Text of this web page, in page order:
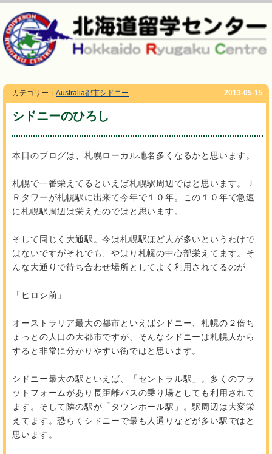
カテゴリー：Australia都市シドニー 2013-05-15
シドニーのひろし
本日のブログは、札幌ローカル地名多くなるかと思います。
札幌で一番栄えてるといえば札幌駅周辺ではと思います。Ｊ
Ｒタワーが札幌駅に出来て今年で１０年。この１０年で急速
に札幌駅周辺は栄えたのではと思います。
そして同じく大通駅。今は札幌駅ほど人が多いというわけで
はないですがそれでも、やはり札幌の中心部栄えてます。そ
んな大通りで待ち合わせ場所としてよく利用されてるのが
「ヒロシ前」
オーストラリア最大の都市といえばシドニー、札幌の２倍ち
ょっとの人口の大都市ですが、そんなシドニーは札幌人から
すると非常に分かりやすい街ではと思います。
シドニー最大の駅といえば、「セントラル駅」。多くのフラ
ットフォームがあり長距離バスの乗り場としても利用されて
ます。そして隣の駅が「タウンホール駅」。駅周辺は大変栄
えてます。恐らくシドニーで最も人通りなどが多い駅ではと
思います。